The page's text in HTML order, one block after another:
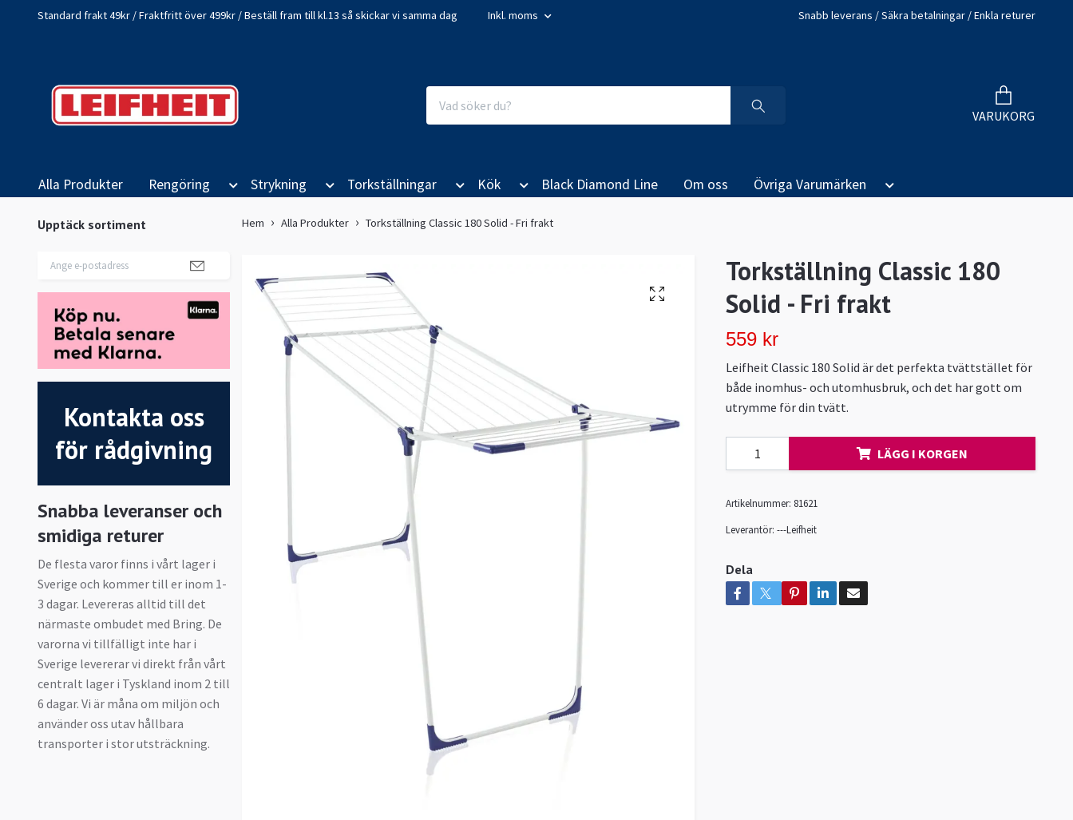
Standard frakt 49kr / Fraktfritt över 499kr / Beställ fram till kl.13 så skickar vi samma dag Inkl. moms Snabb leverans / Säkra betalningar / Enkla returer
VARUKORG
Alla Produkter Rengöring Strykning Torkställningar Kök Black Diamond Line Om oss Övriga Varumärken
Upptäck sortiment
Kontakta oss
för rådgivning
Snabba leveranser och
smidiga returer
De flesta varor finns i vårt lager i
Sverige och kommer till er inom 1-
3 dagar. Levereras alltid till det
närmaste ombudet med Bring. De
varorna vi tillfälligt inte har i
Sverige levererar vi direkt från vårt
centralt lager i Tyskland inom 2 till
6 dagar. Vi är måna om miljön och
använder oss utav hållbara
transporter i stor utsträckning.
Hem Alla Produkter Torkställning Classic 180 Solid - Fri frakt
Torkställning Classic 180
Solid - Fri frakt
559 kr
Leifheit Classic 180 Solid är det perfekta tvättstället för
både inomhus- och utomhusbruk, och det har gott om
utrymme för din tvätt.
LÄGG I KORGEN
Artikelnummer: 81621
Leverantör: ---Leifheit
Dela